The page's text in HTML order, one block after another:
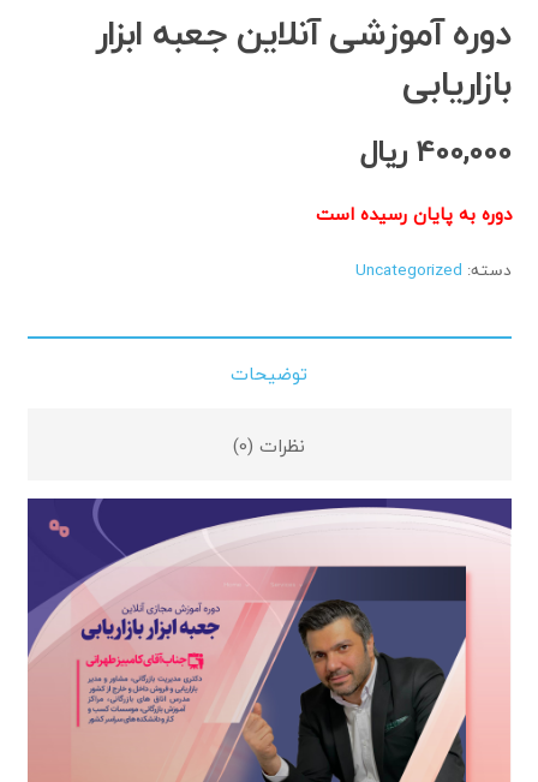
دوره آموزشی آنلاین جعبه ابزار
بازاریابی
400,000 ریال
دوره به پایان رسیده است
دسته: Uncategorized
توضیحات
نظرات (0)